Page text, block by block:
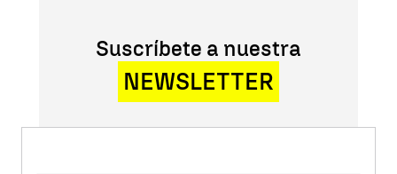
Suscríbete a nuestra
NEWSLETTER